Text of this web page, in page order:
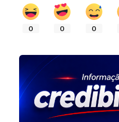
0 0 0